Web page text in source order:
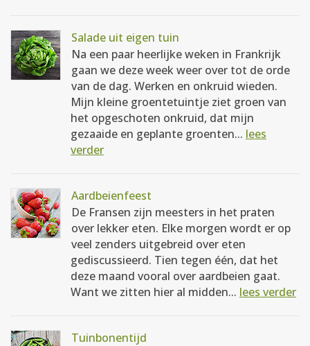
Salade uit eigen tuin
Na een paar heerlijke weken in Frankrijk
gaan we deze week weer over tot de orde
van de dag. Werken en onkruid wieden.
Mijn kleine groentetuintje ziet groen van
het opgeschoten onkruid, dat mijn
gezaaide en geplante groenten... lees
verder
Aardbeienfeest
De Fransen zijn meesters in het praten
over lekker eten. Elke morgen wordt er op
veel zenders uitgebreid over eten
gediscussieerd. Tien tegen één, dat het
deze maand vooral over aardbeien gaat.
Want we zitten hier al midden... lees verder
Tuinbonentijd